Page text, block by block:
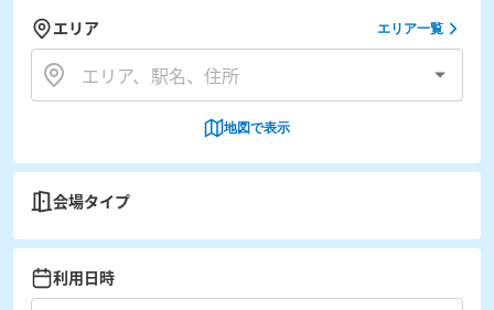
エリア エリア一覧
地図で表示
会場タイプ
利用日時